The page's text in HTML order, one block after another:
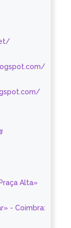
Alta»
- Coimbra: